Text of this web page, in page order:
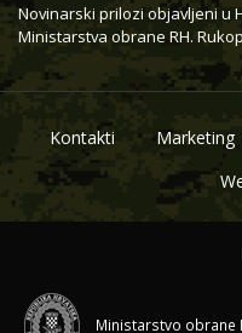
Novinarski prilozi objavljeni u
Ministarstva obrane RH.
Kontakti Marketing
Ministarstvo obrane